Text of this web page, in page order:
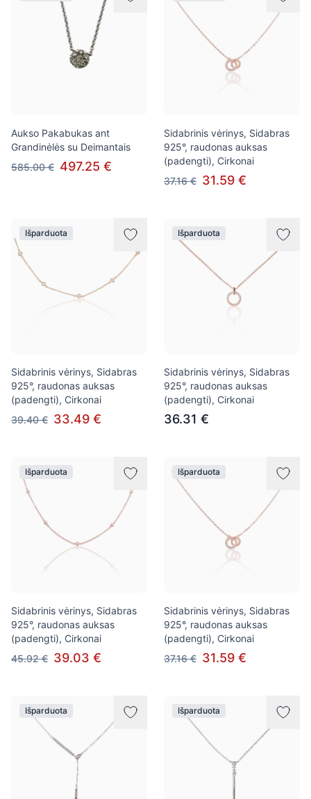
Aukso Pakabukas ant
Grandinėlės su Deimantais
585.00 € 497.25 €
Sidabrinis vėrinys, Sidabras
925°, raudonas auksas
(padengti), Cirkonai
37.16 € 31.59 €
Išparduota
Sidabrinis vėrinys, Sidabras
925°, raudonas auksas
(padengti), Cirkonai
39.40 € 33.49 €
Išparduota
Sidabrinis vėrinys, Sidabras
925°, raudonas auksas
(padengti), Cirkonai
36.31 €
Išparduota
Sidabrinis vėrinys, Sidabras
925°, raudonas auksas
(padengti), Cirkonai
45.92 € 39.03 €
Išparduota
Sidabrinis vėrinys, Sidabras
925°, raudonas auksas
(padengti), Cirkonai
37.16 € 31.59 €
Išparduota Išparduota